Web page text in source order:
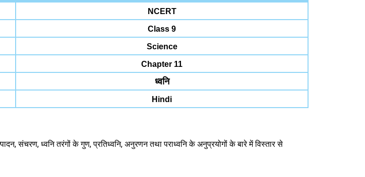
NCERT
Class 9
Science
Chapter 11
ध्वनि
Hindi
संचरण, ध्वनि तरंगों के गुण, प्रतिध्वनि, अनुरणन तथा पराध्वनि के अनुप्रयोगों के बारे में विस्तार से